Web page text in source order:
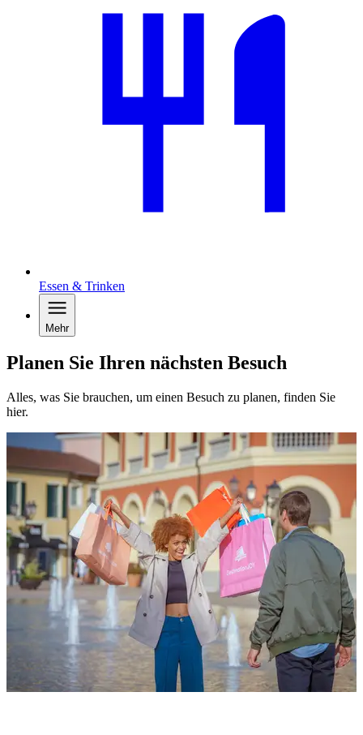
Essen & Trinken
Mehr
Planen Sie Ihren nächsten Besuch
Alles, was Sie brauchen, um einen Besuch zu planen, finden Sie
hier.